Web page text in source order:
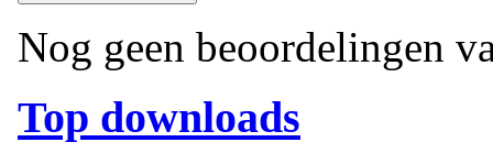
Nog geen beoordelingen
Top downloads